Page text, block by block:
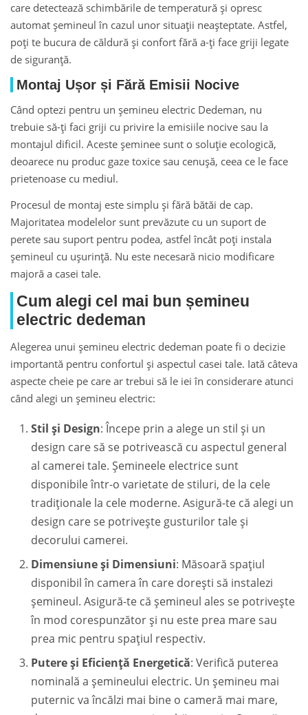
care detectează schimbările de temperatură și opresc
automat șemineul în cazul unor situații neașteptate. Astfel,
poți te bucura de căldură și confort fără a-ți face griji legate
de siguranță.
Montaj Ușor și Fără Emisii Nocive
Când optezi pentru un șemineu electric Dedeman, nu
trebuie să-ți faci griji cu privire la emisiile nocive sau la
montajul dificil. Aceste șeminee sunt o soluție ecologică,
deoarece nu produc gaze toxice sau cenușă, ceea ce le face
prietenoase cu mediul.
Procesul de montaj este simplu și fără bătăi de cap.
Majoritatea modelelor sunt prevăzute cu un suport de
perete sau suport pentru podea, astfel încât poți instala
șemineul cu ușurință. Nu este necesară nicio modificare
majoră a casei tale.
Cum alegi cel mai bun șemineu
electric dedeman
Alegerea unui șemineu electric dedeman poate fi o decizie
importantă pentru confortul și aspectul casei tale. Iată câteva
aspecte cheie pe care ar trebui să le iei în considerare atunci
când alegi un șemineu electric:
Stil și Design: Începe prin a alege un stil și un
design care să se potrivească cu aspectul general
al camerei tale. Șemineele electrice sunt
disponibile într-o varietate de stiluri, de la cele
tradiționale la cele moderne. Asigură-te că alegi un
design care se potrivește gusturilor tale și
decorului camerei.
Dimensiune și Dimensiuni: Măsoară spațiul
disponibil în camera în care dorești să instalezi
șemineul. Asigură-te că șemineul ales se potrivește
în mod corespunzător și nu este prea mare sau
prea mic pentru spațiul respectiv.
Putere și Eficiență Energetică: Verifică puterea
nominală a șemineului electric. Un șemineu mai
puternic va încălzi mai bine o cameră mai mare,